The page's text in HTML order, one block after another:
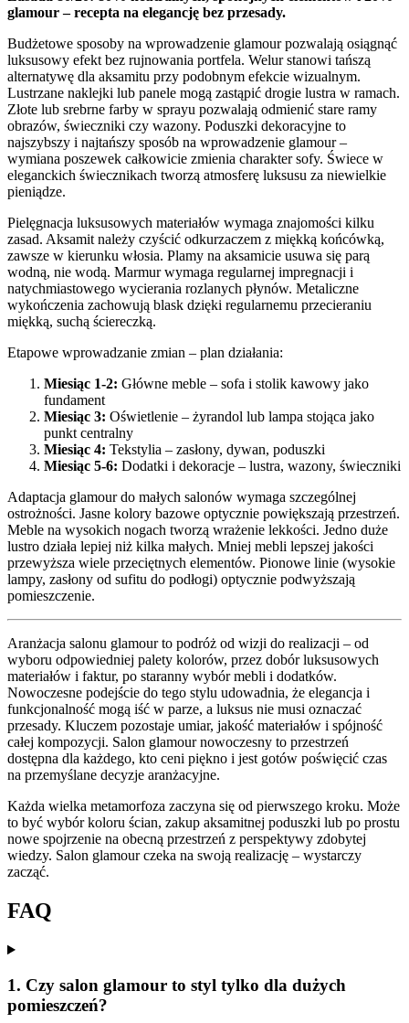
glamour – recepta na elegancję bez przesady.
Budżetowe sposoby na wprowadzenie glamour pozwalają osiągnąć
luksusowy efekt bez rujnowania portfela. Welur stanowi tańszą
alternatywę dla aksamitu przy podobnym efekcie wizualnym.
Lustrzane naklejki lub panele mogą zastąpić drogie lustra w ramach.
Złote lub srebrne farby w sprayu pozwalają odmienić stare ramy
obrazów, świeczniki czy wazony. Poduszki dekoracyjne to
najszybszy i najtańszy sposób na wprowadzenie glamour –
wymiana poszewek całkowicie zmienia charakter sofy. Świece w
eleganckich świecznikach tworzą atmosferę luksusu za niewielkie
pieniądze.
Pielęgnacja luksusowych materiałów wymaga znajomości kilku
zasad. Aksamit należy czyścić odkurzaczem z miękką końcówką,
zawsze w kierunku włosia. Plamy na aksamicie usuwa się parą
wodną, nie wodą. Marmur wymaga regularnej impregnacji i
natychmiastowego wycierania rozlanych płynów. Metaliczne
wykończenia zachowują blask dzięki regularnemu przecieraniu
miękką, suchą ściereczką.
Etapowe wprowadzanie zmian – plan działania:
Miesiąc 1-2: Główne meble – sofa i stolik kawowy jako
fundament
Miesiąc 3: Oświetlenie – żyrandol lub lampa stojąca jako
punkt centralny
Miesiąc 4: Tekstylia – zasłony, dywan, poduszki
Miesiąc 5-6: Dodatki i dekoracje – lustra, wazony, świeczniki
Adaptacja glamour do małych salonów wymaga szczególnej
ostrożności. Jasne kolory bazowe optycznie powiększają przestrzeń.
Meble na wysokich nogach tworzą wrażenie lekkości. Jedno duże
lustro działa lepiej niż kilka małych. Mniej mebli lepszej jakości
przewyższa wiele przeciętnych elementów. Pionowe linie (wysokie
lampy, zasłony od sufitu do podłogi) optycznie podwyższają
pomieszczenie.
Aranżacja salonu glamour to podróż od wizji do realizacji – od
wyboru odpowiedniej palety kolorów, przez dobór luksusowych
materiałów i faktur, po staranny wybór mebli i dodatków.
Nowoczesne podejście do tego stylu udowadnia, że elegancja i
funkcjonalność mogą iść w parze, a luksus nie musi oznaczać
przesady. Kluczem pozostaje umiar, jakość materiałów i spójność
całej kompozycji. Salon glamour nowoczesny to przestrzeń
dostępna dla każdego, kto ceni piękno i jest gotów poświęcić czas
na przemyślane decyzje aranżacyjne.
Każda wielka metamorfoza zaczyna się od pierwszego kroku. Może
to być wybór koloru ścian, zakup aksamitnej poduszki lub po prostu
nowe spojrzenie na obecną przestrzeń z perspektywy zdobytej
wiedzy. Salon glamour czeka na swoją realizację – wystarczy
zacząć.
FAQ
1. Czy salon glamour to styl tylko dla dużych
pomieszczeń?